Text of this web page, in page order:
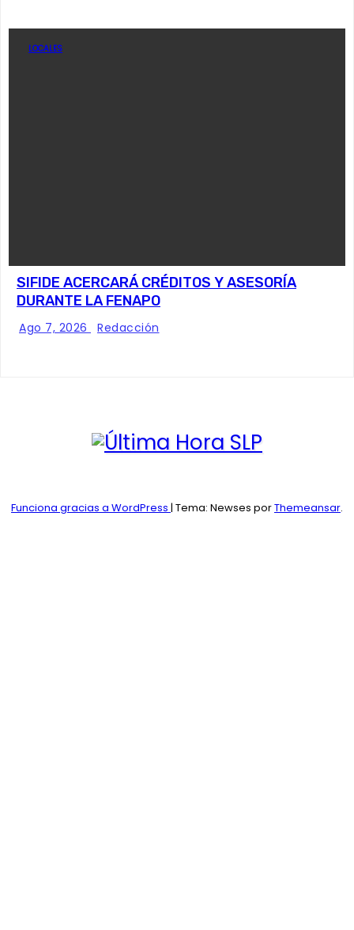
LOCALES
SIFIDE ACERCARÁ CRÉDITOS Y ASESORÍA
DURANTE LA FENAPO
Ago 7, 2026 Redacción
Funciona gracias a WordPress | Tema: Newses porThemeansar.